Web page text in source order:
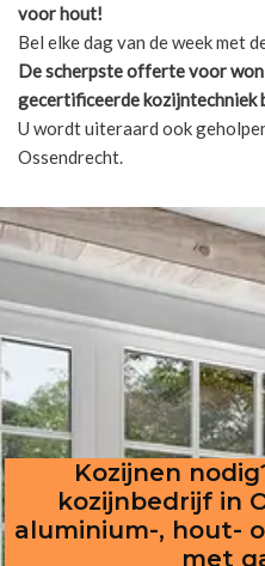
voor hout!
Bel elke dag van de week met
De scherpsteofferte voor
gecertificeerde kozijntechniek
U wordt uiteraard ook
Ossendrecht.
Kozijnen
kozijnbedrijf in
aluminium-, hout-
met